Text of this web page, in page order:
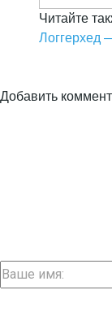
Читайте
Логгерхед
Добавить